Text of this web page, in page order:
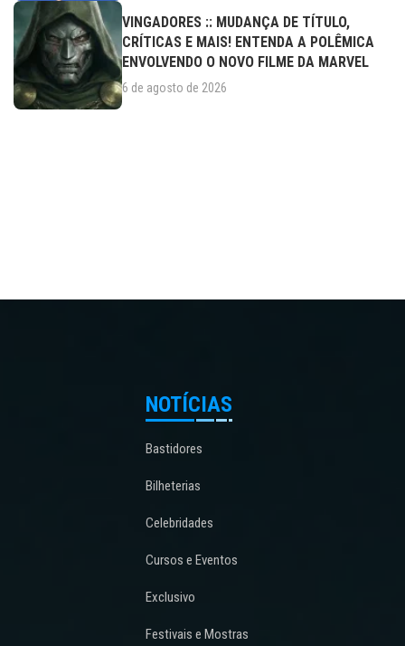
VINGADORES :: MUDANÇA DE TÍTULO,
CRÍTICAS E MAIS! ENTENDA A POLÊMICA
ENVOLVENDO O NOVO FILME DA MARVEL
6 de agosto de 2026
NOTÍCIAS
Bastidores
Bilheterias
Celebridades
Cursos e Eventos
Exclusivo
Festivais e Mostras